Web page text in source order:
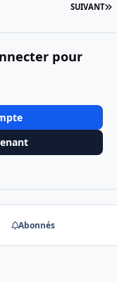
SUIVANT
pour
Abonnés